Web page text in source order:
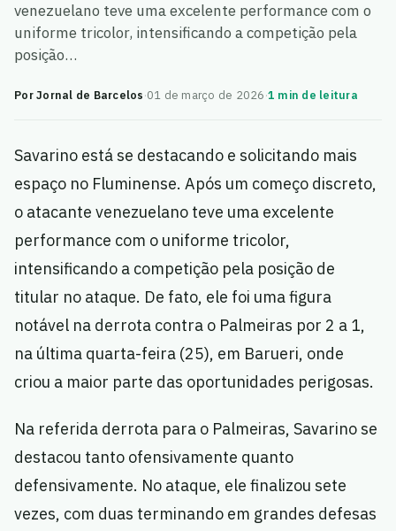
venezuelano teve uma excelente performance com o
uniforme tricolor, intensificando a competição pela
posição…
Por Jornal de Barcelos·01 de março de 2026·1 min de leitura
Savarino está se destacando e solicitando mais
espaço no Fluminense. Após um começo discreto,
o atacante venezuelano teve uma excelente
performance com o uniforme tricolor,
intensificando a competição pela posição de
titular no ataque. De fato, ele foi uma figura
notável na derrota contra o Palmeiras por 2 a 1,
na última quarta-feira (25), em Barueri, onde
criou a maior parte das oportunidades perigosas.
Na referida derrota para o Palmeiras, Savarino se
destacou tanto ofensivamente quanto
defensivamente. No ataque, ele finalizou sete
vezes, com duas terminando em grandes defesas